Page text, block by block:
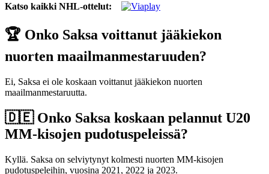
Katso kaikki NHL-ottelut:
🏆 Onko Saksa voittanut jääkiekon
nuorten maailmanmestaruuden?
Ei, Saksa ei ole koskaan voittanut jääkiekon nuorten
maailmanmestaruutta.
🇩🇪 Onko Saksa koskaan pelannut U20
MM-kisojen pudotuspeleissä?
Kyllä. Saksa on selviytynyt kolmesti nuorten MM-kisojen
pudotuspeleihin, vuosina 2021, 2022 ja 2023.